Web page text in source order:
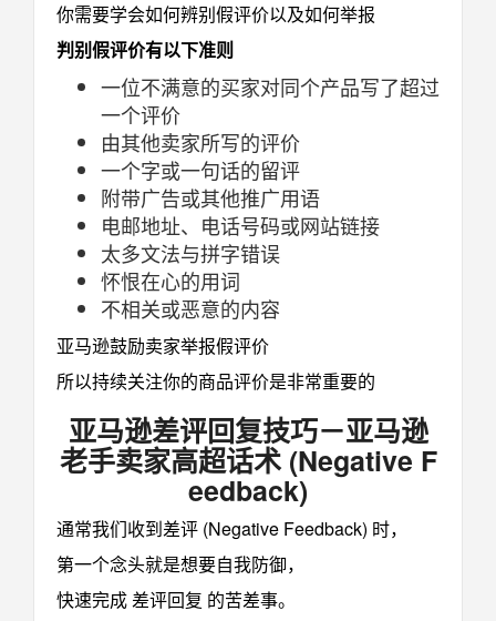
你需要学会如何辨别假评价以及如何举报
判别假评价有以下准则
一位不满意的买家对同个产品写了超过
一个评价
由其他卖家所写的评价
一个字或一句话的留评
附带广告或其他推广用语
电邮地址、电话号码或网站链接
太多文法与拼字错误
怀恨在心的用词
不相关或恶意的内容
亚马逊鼓励卖家举报假评价
所以持续关注你的商品评价是非常重要的
亚马逊差评回复技巧－亚马逊
老手卖家高超话术 (Negative F
eedback)
通常我们收到差评 (Negative Feedback) 时，
第一个念头就是想要自我防御，
快速完成 差评回复 的苦差事。